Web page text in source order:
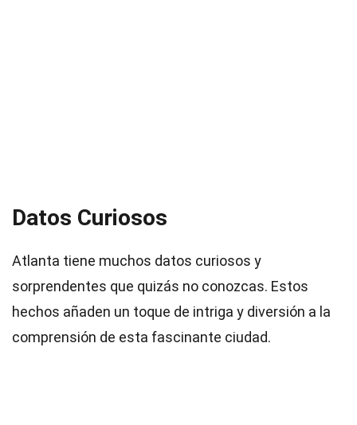
Datos Curiosos
Atlanta tiene muchos datos curiosos y
sorprendentes que quizás no conozcas. Estos
hechos añaden un toque de intriga y diversión a la
comprensión de esta fascinante ciudad.